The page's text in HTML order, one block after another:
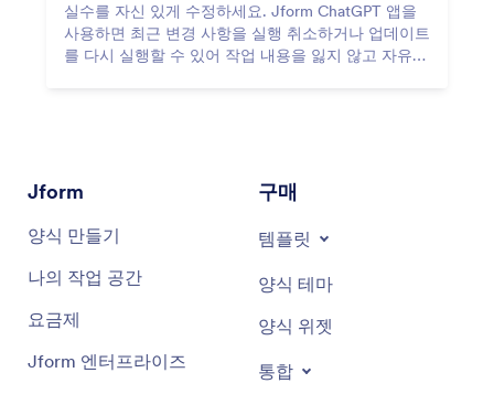
실수를 자신 있게 수정하세요. Jform ChatGPT 앱을
사용하면 최근 변경 사항을 실행 취소하거나 업데이트
를 다시 실행할 수 있어 작업 내용을 잃지 않고 자유롭
Jform
양식 만들기
나의 작업 공간
요금제
Jform 엔터프라이즈
구매
템플릿
양식 테마
양식 위젯
통합